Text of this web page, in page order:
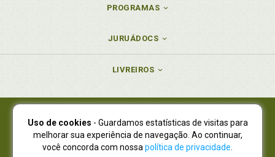
PROGRAMAS
JURUÁDOCS
LIVREIROS
Juruá Editora Ltda., CNPJ 77.535.508/0001-19
Juruá Informática Ltda., CNPJ 01.701.561/0001-80
NOVO ENDEREÇO:R. Flávio Dallegrave, 7665, São Lourenço |
Uso de cookies - Guardamos estatísticas de visitas para
melhorar sua experiência de navegação. Ao continuar,
você concorda com nossa política de privacidade